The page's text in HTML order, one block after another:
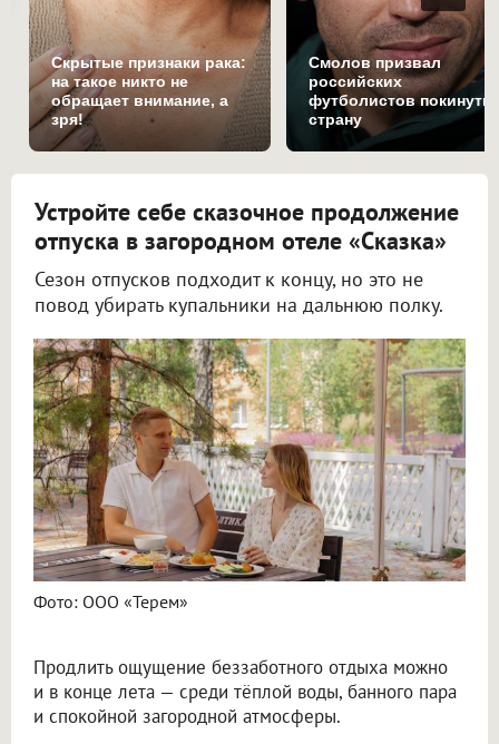
Скрытые признаки рака:
на такое никто не
обращает внимание, а
зря!
Смолов призвал
российских
футболистов покинуть
страну
Устройте себе сказочное продолжение
отпуска в загородном отеле «Сказка»
Сезон отпусков подходит к концу, но это не
повод убирать купальники на дальнюю полку.
Фото: ООО «Терем»
Продлить ощущение беззаботного отдыха можно
и в конце лета — среди тёплой воды, банного пара
и спокойной загородной атмосферы.